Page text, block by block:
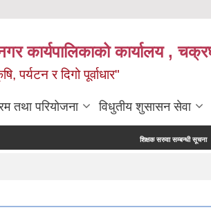
कार्यपालिकाको कार्यालय ,
पर्यटन र दिगो पूर्वाधार"
तथा परियोजना विधुतीय शुसासन सेवा
शिक्षक सरुवा सम्बन्धी सूचना